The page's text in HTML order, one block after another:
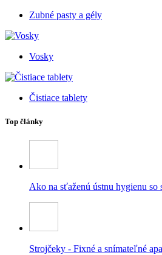
Zubné pasty a gély
Vosky
Čistiace tablety
Top články
Ako na sťaženú ústnu hygienu so
Strojčeky - Fixné a snímateľné